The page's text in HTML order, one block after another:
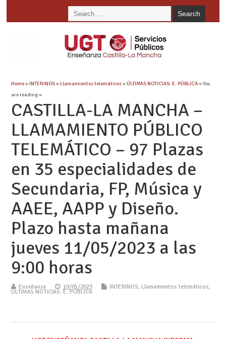
Home»INTERINOS»Llamamientos telemáticos»ÚLTIMAS NOTICIAS: E. PÚBLICA» You
are reading »
CASTILLA-LA MANCHA –
LLAMAMIENTO PÚBLICO
TELEMÁTICO – 97 Plazas
en 35 especialidades de
Secundaria, FP, Música y
AAEE, AAPP y Diseño.
Plazo hasta mañana
jueves 11/05/2023 a las
9:00 horas
Enseñanza 10/05/2023 INTERINOS, Llamamientos telemáticos,
ÚLTIMAS NOTICIAS: E. PÚBLICA